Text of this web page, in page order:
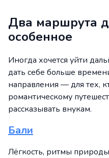
Два маршрута
особенное
Иногда хочется уйти
дать себе больше
направления — для тех,
романтическому
рассказывать внукам.
Бали
Лёгкость, ритмы